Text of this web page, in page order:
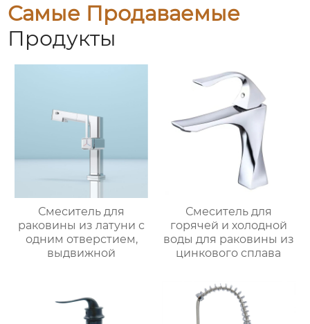
Самые Продаваемые
Продукты
Смеситель для
раковины из латуни с
одним отверстием,
выдвижной
Смеситель для
горячей и холодной
воды для раковины из
цинкового сплава